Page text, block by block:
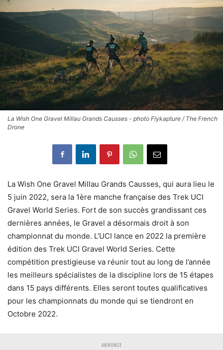
La Wish One Gravel Millau Grands Causses - photo Flykapture / The French
Drone
La Wish One Gravel Millau Grands Causses, qui aura lieu le
5 juin 2022, sera la 1ère manche française des Trek UCI
Gravel World Series. Fort de son succès grandissant ces
dernières années, le Gravel a désormais droit à son
championnat du monde. L’UCI lance en 2022 la première
édition des Trek UCI Gravel World Series. Cette
compétition prestigieuse va réunir tout au long de l’année
les meilleurs spécialistes de la discipline lors de 15 étapes
dans 15 pays différents. Elles seront toutes qualificatives
pour les championnats du monde qui se tiendront en
Octobre 2022.
ANNONCE